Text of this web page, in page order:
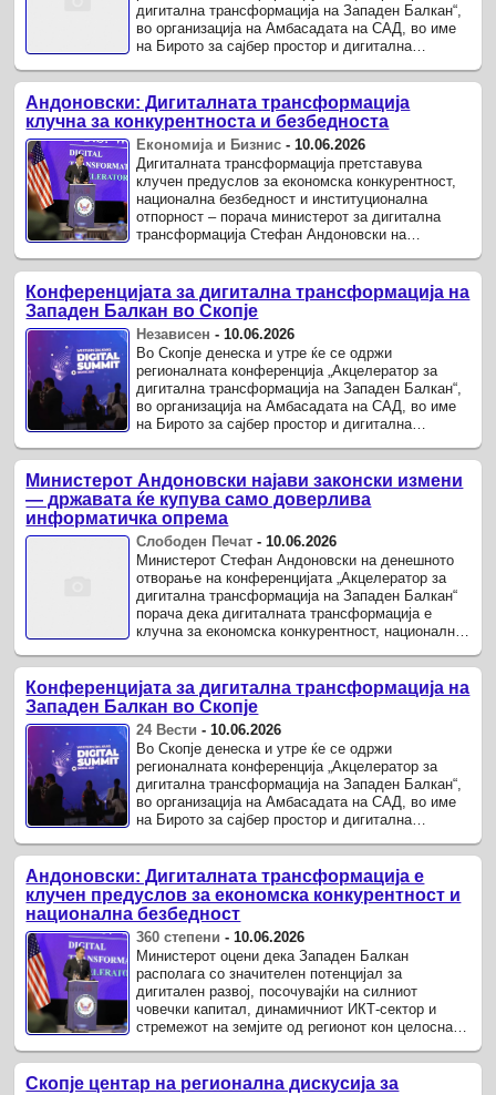
дигитална трансформација на Западен Балкан“,
во организација на Амбасадата на САД, во име
на Бирото за сајбер простор и дигитална
Андоновски: Дигиталната трансформација
клучна за конкурентноста и безбедноста
Економија и Бизнис -10.06.2026
Дигиталната трансформација претставува
клучен предуслов за економска конкурентност,
национална безбедност и институционална
отпорност – порача министерот за дигитална
трансформација Стефан Андоновски на
...
Конференцијата за дигитална трансформација на
Западен Балкан во Скопје
Независен - 10.06.2026
Во Скопје денеска и утре ќе се одржи
регионалната конференција „Акцелератор за
дигитална трансформација на Западен Балкан“,
во организација на Амбасадата на САД, во име
на Бирото за сајбер простор и дигитална
Министерот Андоновски најави законски измени
— државата ќе купува само доверлива
информатичка опрема
Слободен Печат - 10.06.2026
Министерот Стефан Андоновски на денешното
отворање на конференцијата „Акцелератор за
дигитална трансформација на Западен Балкан“
порача дека дигиталната трансформација е
клучна за економска конкурентност, национална
Конференцијата за дигитална трансформација на
Западен Балкан во Скопје
24 Вести - 10.06.2026
Во Скопје денеска и утре ќе се одржи
регионалната конференција „Акцелератор за
дигитална трансформација на Западен Балкан“,
во организација на Амбасадата на САД, во име
на Бирото за сајбер простор и дигитална
Андоновски: Дигиталната трансформација е
клучен предуслов за економска конкурентност и
национална безбедност
360 степени -10.06.2026
Министерот оцени дека Западен Балкан
располага со значителен потенцијал за
дигитален развој, посочувајќи на силниот
човечки капитал, динамичниот ИКТ-сектор и
стремежот на земјите од регионот кон целосна
Скопје центар на регионална дискусија за